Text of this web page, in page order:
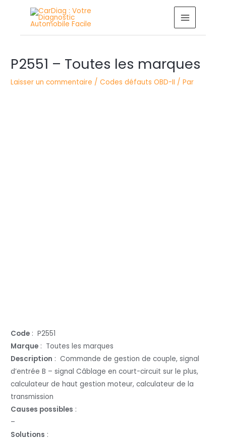
MAIN
MENU
P2551 – Toutes les marques
Laisser un commentaire /Codes défauts OBD-II / Par
Code : P2551
Marque : Toutes les marques
Description : Commande de gestion de couple, signal
d’entrée B – signal Câblage en court-circuit sur le plus,
calculateur de haut gestion moteur, calculateur de la
transmission
Causes possibles :
–
Solutions :
des
articles